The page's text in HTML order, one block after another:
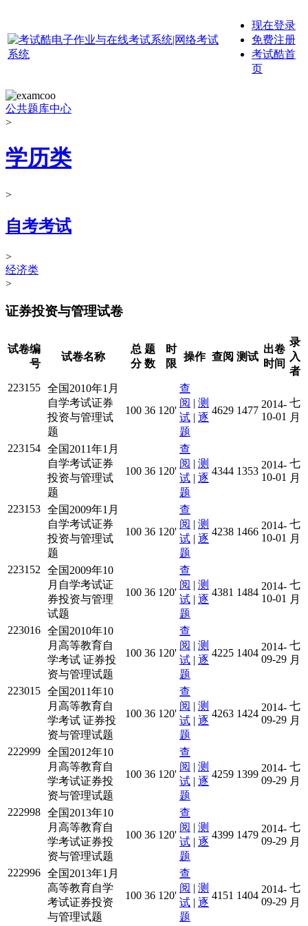
现在登录
免费注册
考试酷首
页
公共题库中心
>
学历类
>
自考考试
>
经济类
>
证券投资与管理试卷
试卷编
号
试卷名称
总
分
题
数
时
限
操作 查阅 测试
出卷
时间
录
入
者
223155 全国2010年1月
自学考试证券
投资与管理试
题
100 36 120'
查
阅 | 测
试 | 逐
题
4629 1477
2014-
10-01
七
月
223154 全国2011年1月
自学考试证券
投资与管理试
题
100 36 120'
查
阅 | 测
试 | 逐
题
4344 1353
2014-
10-01
七
月
223153 全国2009年1月
自学考试证券
投资与管理试
题
100 36 120'
查
阅 | 测
试 | 逐
题
4238 1466
2014-
10-01
七
月
223152
全国2009年10
月自学考试证
券投资与管理
试题
100 36 120'
查
阅 | 测
试 | 逐
题
4381 1484
2014-
10-01
七
月
223016 全国2010年10
月高等教育自
学考试 证券投
资与管理试题
100 36 120'
查
阅 | 测
试 | 逐
题
4225 1404
2014-
09-29
七
月
223015 全国2011年10
月高等教育自
学考试 证券投
资与管理试题
100 36 120'
查
阅 | 测
试 | 逐
题
4263 1424
2014-
09-29
七
月
222999 全国2012年10
月高等教育自
学考试证券投
资与管理试题
100 36 120'
查
阅 | 测
试 | 逐
题
4259 1399
2014-
09-29
七
月
222998 全国2013年10
月高等教育自
学考试证券投
资与管理试题
100 36 120'
查
阅 | 测
试 | 逐
题
4399 1479
2014-
09-29
七
月
222996 全国2013年1月
高等教育自学
考试证券投资
与管理试题
100 36 120'
查
阅 | 测
试 | 逐
题
4151 1404
2014-
09-29
七
月